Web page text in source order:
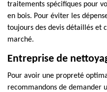
traitements spécifiques pour
en bois. Pour éviter les
toujours des devis détaillés et
marché.
Entreprise de
Pour avoir une propreté
recommandons de demander